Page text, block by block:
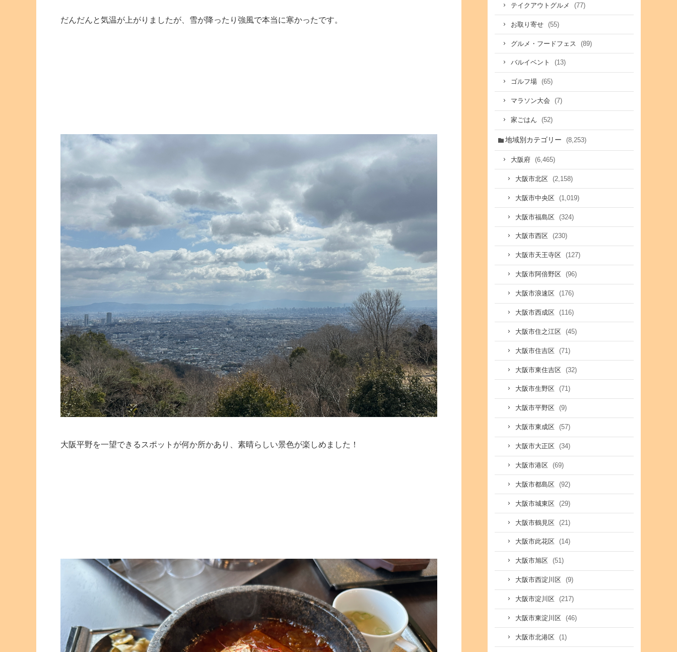
だんだんと気温が上がりましたが、雪が降ったり強風で本当に寒かったです。
大阪平野を一望できるスポットが何か所かあり、素晴らしい景色が楽しめました！
テイクアウトグルメ (77)
お取り寄せ (55)
グルメ・フードフェス (89)
バルイベント (13)
ゴルフ場 (65)
マラソン大会 (7)
家ごはん (52)
地域別カテゴリー (8,253)
大阪府 (6,465)
大阪市北区 (2,158)
大阪市中央区 (1,019)
大阪市福島区 (324)
大阪市西区 (230)
大阪市天王寺区 (127)
大阪市阿倍野区 (96)
大阪市浪速区 (176)
大阪市西成区 (116)
大阪市住之江区 (45)
大阪市住吉区 (71)
大阪市東住吉区 (32)
大阪市生野区 (71)
大阪市平野区 (9)
大阪市東成区 (57)
大阪市大正区 (34)
大阪市港区 (69)
大阪市都島区 (92)
大阪市城東区 (29)
大阪市鶴見区 (21)
大阪市此花区 (14)
大阪市旭区 (51)
大阪市西淀川区 (9)
大阪市淀川区 (217)
大阪市東淀川区 (46)
大阪市北港区 (1)